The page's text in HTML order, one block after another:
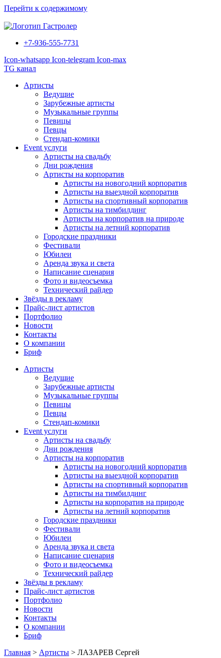
Перейти к содержимому
+7-936-555-7731
Icon-whatsapp Icon-telegram Icon-max
TG канал
Артисты
Ведущие
Зарубежные артисты
Музыкальные группы
Певицы
Певцы
Стендап-комики
Event услуги
Артисты на свадьбу
Дни рождения
Артисты на корпоратив
Артисты на новогодний корпоратив
Артисты на выездной корпоратив
Артисты на спортивный корпоратив
Артисты на тимбилдинг
Артисты на корпоратив на природе
Артисты на летний корпоратив
Городские праздники
Фестивали
Юбилеи
Аренда звука и света
Написание сценария
Фото и видеосъемка
Технический райдер
Звёзды в рекламу
Прайс-лист артистов
Портфолио
Новости
Контакты
О компании
Бриф
Артисты
Ведущие
Зарубежные артисты
Музыкальные группы
Певицы
Певцы
Стендап-комики
Event услуги
Артисты на свадьбу
Дни рождения
Артисты на корпоратив
Артисты на новогодний корпоратив
Артисты на выездной корпоратив
Артисты на спортивный корпоратив
Артисты на тимбилдинг
Артисты на корпоратив на природе
Артисты на летний корпоратив
Городские праздники
Фестивали
Юбилеи
Аренда звука и света
Написание сценария
Фото и видеосъемка
Технический райдер
Звёзды в рекламу
Прайс-лист артистов
Портфолио
Новости
Контакты
О компании
Бриф
Главная > Артисты > ЛАЗАРЕВ Сергей